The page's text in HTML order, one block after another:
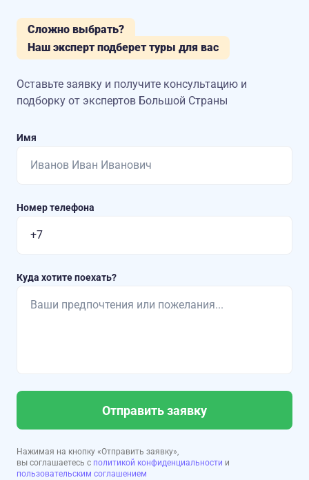
Сложно выбрать?
Наш эксперт подберет туры для вас
Оставьте заявку и получите консультацию и
подборку от экспертов Большой Страны
Имя
Номер телефона
Куда хотите поехать?
Отправить заявку
Нажимая на кнопку «Отправить заявку»,
вы соглашаетесь с политикой конфиденциальности и
пользовательским соглашением